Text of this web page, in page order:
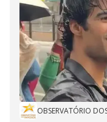
OBSERVATÓRIO